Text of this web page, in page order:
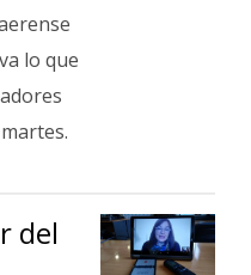
lo que
del